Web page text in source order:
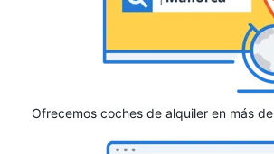
Ofrecemos coches de alquiler en más de